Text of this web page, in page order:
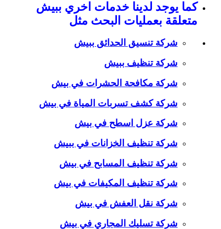
كما يوجد لدينا خدمات اخري ببيش
متعلقة بعمليات البحث مثل
شركة تنسيق الحدائق ببيش
شركة تنظيف ببيش
شركة مكافحة الحشرات في بيش
شركة كشف تسربات المياة في بيش
شركة عزل اسطح في بيش
شركة تنظيف الخزانات في ببيش
شركة تنظيف المسابح في بيش
شركة تنظيف المكيفات في بيش
شركة نقل العفش في بيش
شركة تسليك المجاري في بيش